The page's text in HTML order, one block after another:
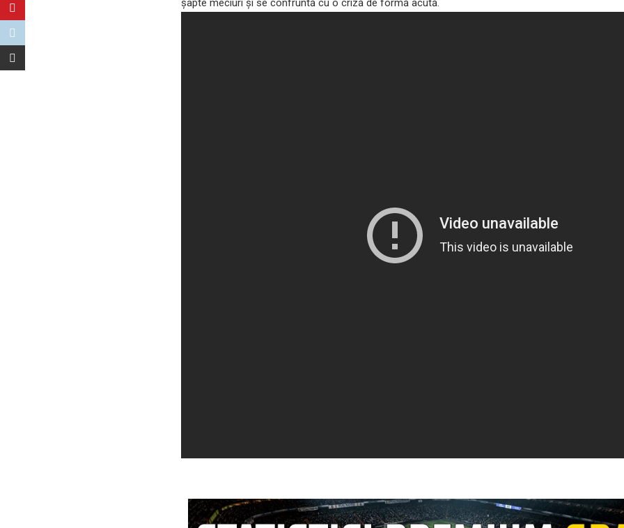
șapte meciuri și se confruntă cu o criză de formă acută.